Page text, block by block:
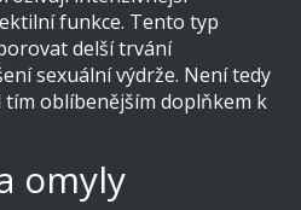
funkce. Tento typ
delší trvání
sexuální výdrže. Není tedy
tím oblíbenějším doplňkem k
omyly